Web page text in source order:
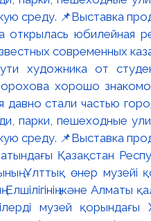
открылась
современных
художника от
хорошо
стали частью
парки, пешеходные
среду. 📌Выставка